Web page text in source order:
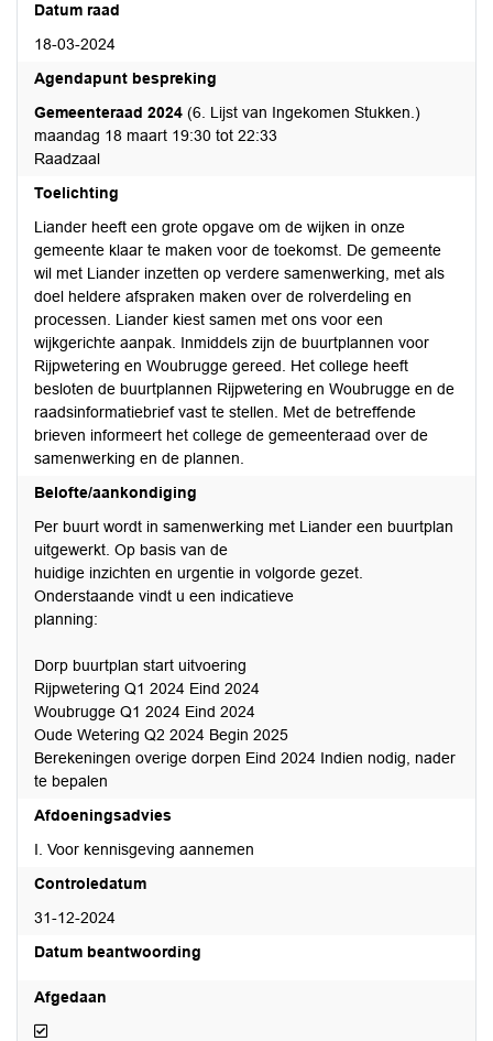
Datum raad
18-03-2024
Agendapunt bespreking
Gemeenteraad 2024 (6. Lijst van Ingekomen Stukken.)
maandag 18 maart 19:30 tot 22:33
Raadzaal
Toelichting
Liander heeft een grote opgave om de wijken in onze
gemeente klaar te maken voor de toekomst. De gemeente
wil met Liander inzetten op verdere samenwerking, met als
doel heldere afspraken maken over de rolverdeling en
processen. Liander kiest samen met ons voor een
wijkgerichte aanpak. Inmiddels zijn de buurtplannen voor
Rijpwetering en Woubrugge gereed. Het college heeft
besloten de buurtplannen Rijpwetering en Woubrugge en de
raadsinformatiebrief vast te stellen. Met de betreffende
brieven informeert het college de gemeenteraad over de
samenwerking en de plannen.
Belofte/aankondiging
Per buurt wordt in samenwerking met Liander een buurtplan
uitgewerkt. Op basis van de
huidige inzichten en urgentie in volgorde gezet.
Onderstaande vindt u een indicatieve
planning:
Dorp buurtplan start uitvoering
Rijpwetering Q1 2024 Eind 2024
Woubrugge Q1 2024 Eind 2024
Oude Wetering Q2 2024 Begin 2025
Berekeningen overige dorpen Eind 2024 Indien nodig, nader
te bepalen
Afdoeningsadvies
I. Voor kennisgeving aannemen
Controledatum
31-12-2024
Datum beantwoording
Afgedaan
Afgedaan